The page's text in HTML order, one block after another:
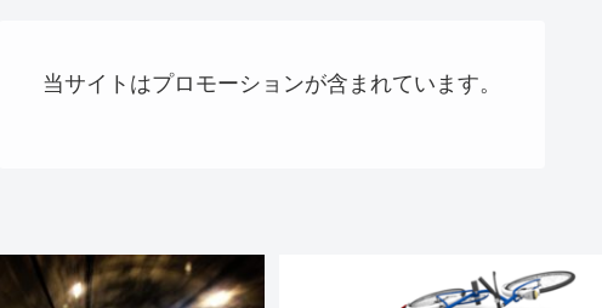
当サイトはプロモーションが含まれています。